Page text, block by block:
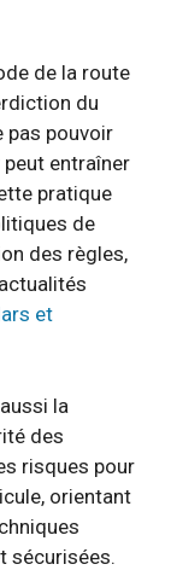
de la route
du
pas pouvoir
entraîner
pratique
de
des règles,
et
la
des
risques pour
orientant
sécurisées.